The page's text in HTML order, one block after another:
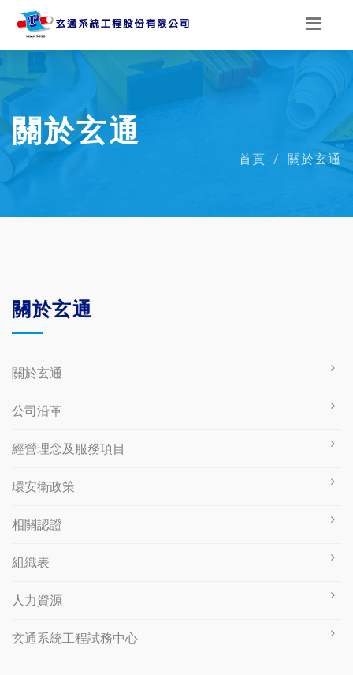
關於玄通
首頁 關於玄通
關於玄通
關於玄通
公司沿革
經營理念及服務項目
環安衛政策
相關認證
組織表
人力資源
玄通系統工程試務中心